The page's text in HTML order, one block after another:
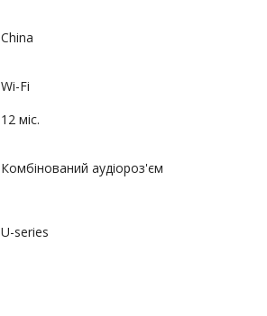
China
Wi-Fi
12 міс.
Комбінований аудіороз'єм
U-series